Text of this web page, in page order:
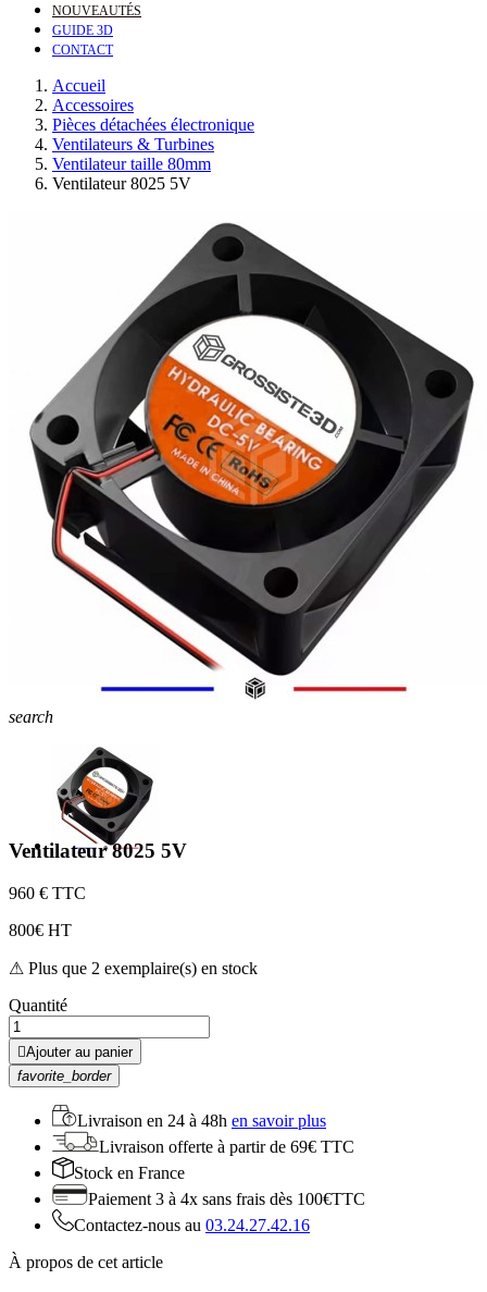
NOUVEAUTÉS
GUIDE 3D
CONTACT
Accueil
Accessoires
Pièces détachées électronique
Ventilateurs & Turbines
Ventilateur taille 80mm
Ventilateur 8025 5V
search
Ventilateur 8025 5V
960 € TTC
800€ HT
⚠ Plus que 2 exemplaire(s) en stock
Quantité
Ajouter au panier
favorite_border
Livraison en 24 à 48h en savoir plus
Livraison offerte à partir de 69€ TTC
Stock en France
Paiement 3 à 4x sans frais dès 100€TTC
Contactez-nous au 03.24.27.42.16
À propos de cet article